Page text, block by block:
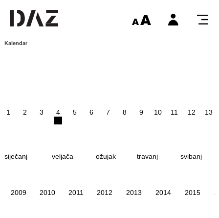
Kalendar
1 2 3 4 5 6 7 8 9 10 11 12 13
siječanj veljača ožujak travanj svibanj
2009 2010 2011 2012 2013 2014 2015